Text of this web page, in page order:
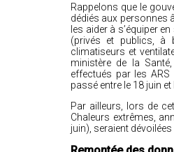
Rappelons que le
dédiés aux personnes
les aider à s’équiper
(privés et publics, à
climatiseurs et
ministère de la
effectués par les
passé entre le 18 juin et
Par ailleurs, lors de
Chaleurs extrêmes,
juin), seraient